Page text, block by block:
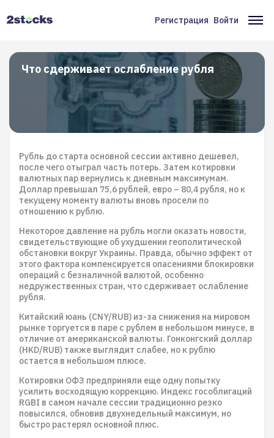
Меню
учётной
записи
пользователя
Регистрация Войти
Что сдерживает ослабление рубля
Рубль до старта основной сессии активно дешевел,
после чего отыграл часть потерь. Затем котировки
валютных пар вернулись к дневным максимумам.
Доллар превышал 75,6 рублей, евро – 80,4 рубля, но к
текущему моменту валюты вновь просели по
отношению к рублю.
Некоторое давление на рубль могли оказать новости,
свидетельствующие об ухудшении геополитической
обстановки вокруг Украины. Правда, обычно эффект от
этого фактора компенсируется опасениями блокировки
операций с безналичной валютой, особенно
недружественных стран, что сдерживает ослабление
рубля.
Китайский юань (CNY/RUB) из-за снижения на мировом
рынке торгуется в паре с рублем в небольшом минусе, в
отличие от американской валюты. Гонконгский доллар
(HKD/RUB) также выглядит слабее, но к рублю
остается в небольшом плюсе.
Котировки ОФЗ предприняли еще одну попытку
усилить восходящую коррекцию. Индекс гособлигаций
RGBI в самом начале сессии традиционно резко
повысился, обновив двухнедельный максимум, но
быстро растерял основной плюс.